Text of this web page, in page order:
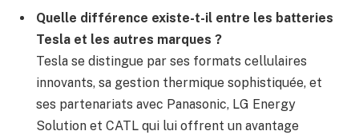
Quelle différence existe-t-il entre les batteries
Tesla et les autres marques ?
Tesla se distingue par ses formats cellulaires
innovants, sa gestion thermique sophistiquée, et
ses partenariats avec Panasonic, LG Energy
Solution et CATL qui lui offrent un avantage